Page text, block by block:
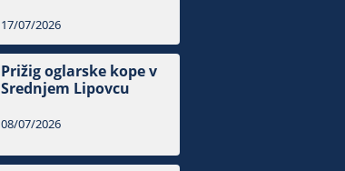
17/07/2026
Prižig oglarske kope v
Srednjem Lipovcu
08/07/2026